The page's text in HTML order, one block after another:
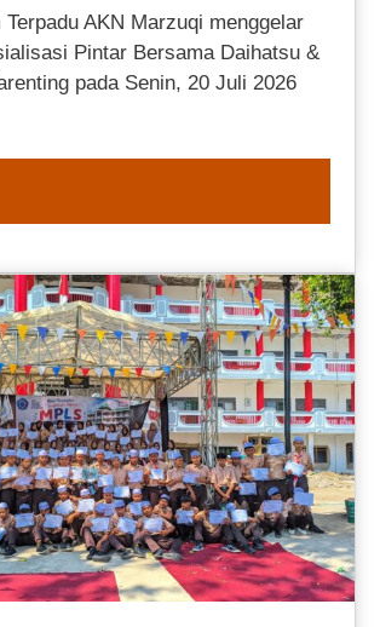
Terpadu AKN Marzuqi menggelar
Pintar Bersama Daihatsu &
pada Senin, 20 Juli 2026